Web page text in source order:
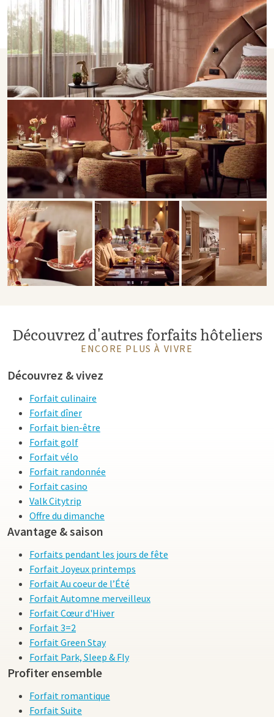
Découvrez d'autres forfaits hôteliers
ENCORE PLUS À VIVRE
Découvrez & vivez
Forfait culinaire
Forfait dîner
Forfait bien-être
Forfait golf
Forfait vélo
Forfait randonnée
Forfait casino
Valk Citytrip
Offre du dimanche
Avantage & saison
Forfaits pendant les jours de fête
Forfait Joyeux printemps
Forfait Au coeur de l’Été
Forfait Automne merveilleux
Forfait Cœur d'Hiver
Forfait 3=2
Forfait Green Stay
Forfait Park, Sleep & Fly
Profiter ensemble
Forfait romantique
Forfait Suite